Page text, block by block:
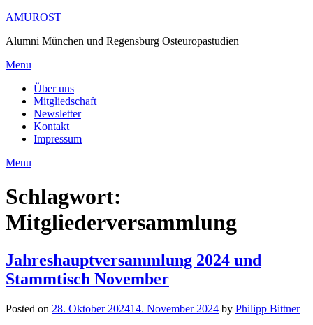
Skip
content
AMUROST
Alumni München und Regensburg Osteuropastudien
Menu
Über uns
Mitgliedschaft
Newsletter
Kontakt
Impressum
Menu
Schlagwort:
Mitgliederversammlung
Jahreshauptversammlung 2024 und
Stammtisch November
Posted on 28. Oktober 202414. November 2024 by Philipp Bittner